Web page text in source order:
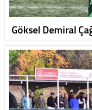
Göksel Demiral